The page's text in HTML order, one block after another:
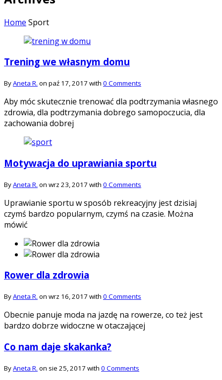
Home Sport
Trening we własnym domu
ByAneta R. on paź 17, 2017 with 0 Comments
Aby móc skutecznie trenować dla podtrzymania własnego
zdrowia, dla podtrzymania dobrego samopoczucia, dla
zachowania dobrej
Motywacja do uprawiania sportu
ByAneta R. on wrz 23, 2017 with 0 Comments
Uprawianie sportu w sposób rekreacyjny jest dzisiaj
czymś bardzo popularnym, czymś na czasie. Można
mówić
Rower dla zdrowia
ByAneta R. on wrz 16, 2017 with 0 Comments
Obecnie panuje moda na jazdę na rowerze, co też jest
bardzo dobrze widoczne w otaczającej
Co nam daje skakanka?
ByAneta R. on sie 25, 2017 with 0 Comments